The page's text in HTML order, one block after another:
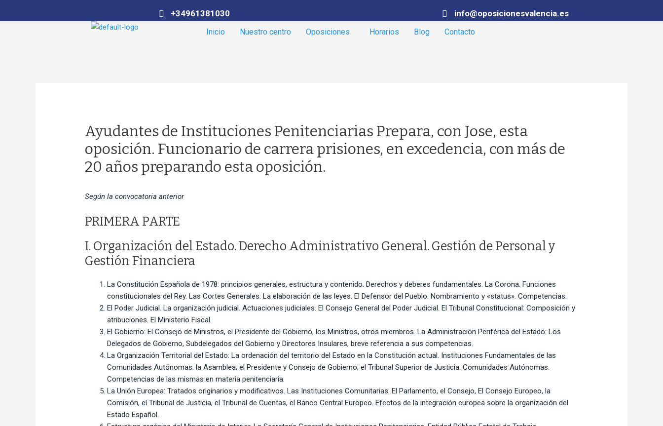
+34961381030 info@oposicionesvalencia.es
Inicio Nuestro centro Oposiciones Horarios Blog Contacto
Ayudantes de Instituciones Penitenciarias Prepara, con Jose, esta
oposición. Funcionario de carrera prisiones, en excedencia, con más de
20 años preparando esta oposición.
Según la convocatoria anterior
PRIMERA PARTE
I. Organización del Estado. Derecho Administrativo General. Gestión de Personal y
Gestión Financiera
La Constitución Española de 1978: principios generales, estructura y contenido. Derechos y deberes fundamentales. La Corona. Funciones
constitucionales del Rey. Las Cortes Generales. La elaboración de las leyes. El Defensor del Pueblo. Nombramiento y «status». Competencias.
El Poder Judicial. La organización judicial. Actuaciones judiciales. El Consejo General del Poder Judicial. El Tribunal Constitucional: Composición y
atribuciones. El Ministerio Fiscal.
El Gobierno: El Consejo de Ministros, el Presidente del Gobierno, los Ministros, otros miembros. La Administración Periférica del Estado: Los
Delegados de Gobierno, Subdelegados del Gobierno y Directores Insulares, breve referencia a sus competencias.
La Organización Territorial del Estado: La ordenación del territorio del Estado en la Constitución actual. Instituciones Fundamentales de las
Comunidades Autónomas: la Asamblea; el Presidente y Consejo de Gobierno; el Tribunal Superior de Justicia. Comunidades Autónomas.
Competencias de las mismas en materia penitenciaria.
La Unión Europea: Tratados originarios y modificativos. Las Instituciones Comunitarias: El Parlamento, el Consejo, El Consejo Europeo, la
Comisión, el Tribunal de Justicia, el Tribunal de Cuentas, el Banco Central Europeo. Efectos de la integración europea sobre la organización del
Estado Español.